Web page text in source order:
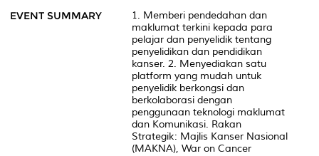
EVENT SUMMARY
1. Memberi pendedahan dan
maklumat terkini kepada para
pelajar dan penyelidik tentang
penyelidikan dan pendidikan
kanser. 2. Menyediakan satu
platform yang mudah untuk
penyelidik berkongsi dan
berkolaborasi dengan
penggunaan teknologi maklumat
dan Komunikasi. Rakan
Strategik: Majlis Kanser Nasional
(MAKNA), War on Cancer